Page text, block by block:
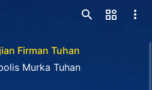
Firman Tuhan
Murka Tuhan